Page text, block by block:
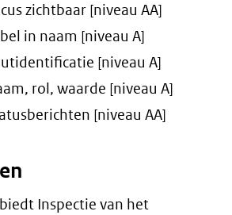
zichtbaar [niveau AA]
in naam [niveau A]
[niveau A]
rol, waarde [niveau A]
[niveau AA]
Inspectie van het